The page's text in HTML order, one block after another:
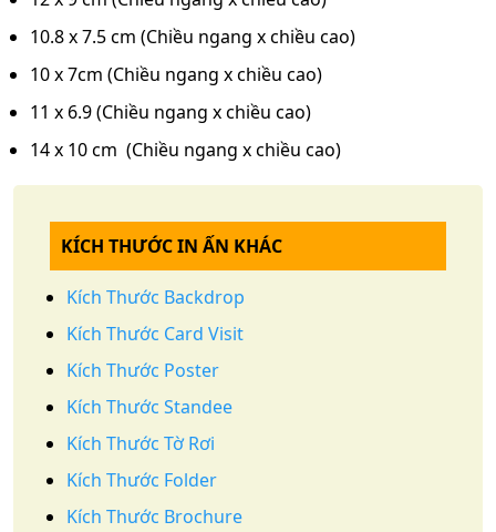
10.8 x 7.5 cm (Chiều ngang x chiều cao)
10 x 7cm (Chiều ngang x chiều cao)
11 x 6.9 (Chiều ngang x chiều cao)
14 x 10 cm (Chiều ngang x chiều cao)
KÍCH THƯỚC IN ẤN KHÁC
Kích Thước Backdrop
Kích Thước Card Visit
Kích Thước Poster
Kích Thước Standee
Kích Thước Tờ Rơi
Kích Thước Folder
Kích Thước Brochure